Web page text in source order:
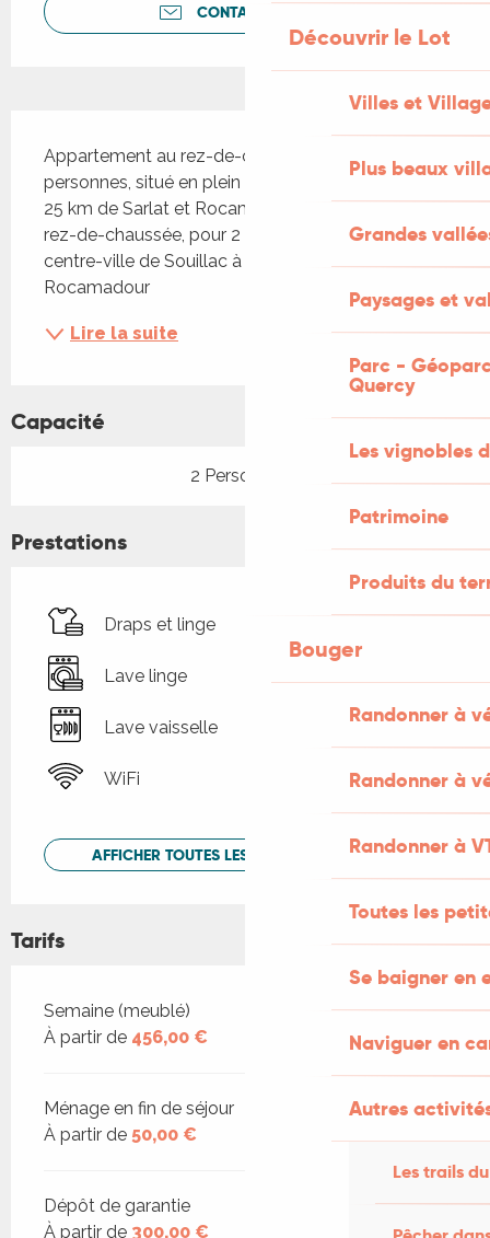
Découvrir le Lot
Villes et
Plus beaux
Grandes
Paysages et
Parc -
Quercy
Les vignobles
Patrimoine
Produits du
Bouger
Randonner à
Randonner à
Randonner à
Toutes les
Se baigner en
Naviguer en
Autres
Les trails
CONTACTEZ-NOUS
Appartement au rez-de-chaussée, pour 2
personnes, situé en plein centre-ville de Souillac à
25 km de Sarlat et Rocamadour Appartement au
rez-de-chaussée, pour 2 personnes, situé en plein
centre-ville de Souillac à 25 km de Sarlat et
Rocamadour
Lire la suite
Capacité
2 Personne(s)
Prestations
Draps et linge
Lave linge
Lave vaisselle
WiFi
AFFICHER TOUTES LES PRESTATIONS
Tarifs
Tarifs 2026
Semaine (meublé)
À partir de 456,00 €
Ménage en fin de séjour
À partir de 50,00 €
Dépôt de garantie
À partir de 300,00 €